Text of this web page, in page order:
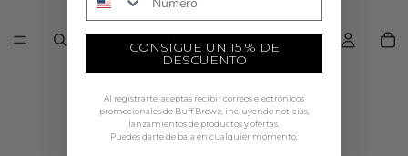
CONSIGUE UN 15 % DE
DESCUENTO
Al registrarte, aceptas recibir correos electrónicos
promocionales de Buff Browz, incluyendo noticias,
lanzamientos de productos y ofertas.
Puedes darte de baja en cualquier momento.